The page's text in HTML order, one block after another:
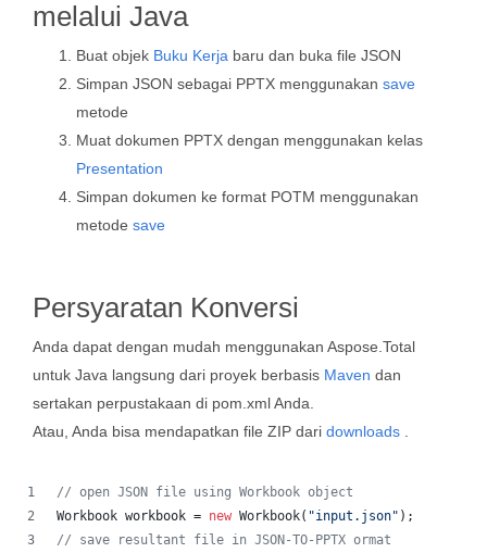
melalui Java
Buat objek Buku Kerja baru dan buka file JSON
Simpan JSON sebagai PPTX menggunakan save
metode
Muat dokumen PPTX dengan menggunakan kelas
Presentation
Simpan dokumen ke format POTM menggunakan
metode save
Persyaratan Konversi
Anda dapat dengan mudah menggunakan Aspose.Total
untuk Java langsung dari proyek berbasis Maven dan
sertakan perpustakaan di pom.xml Anda.
Atau, Anda bisa mendapatkan file ZIP dari downloads
// open JSON file using Workbook object
Workbook workbook = new Workbook( "input.json" );
// save resultant file in JSON-TO-PPTX ormat